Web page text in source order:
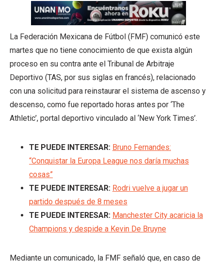
La Federación Mexicana de Fútbol (FMF) comunicó este
martes que no tiene conocimiento de que exista algún
proceso en su contra ante el Tribunal de Arbitraje
Deportivo (TAS, por sus siglas en francés), relacionado
con una solicitud para reinstaurar el sistema de ascenso y
descenso, como fue reportado horas antes por ‘The
Athletic’, portal deportivo vinculado al ‘New York Times’.
TE PUEDE INTERESAR: Bruno Fernandes:
“Conquistar la Europa League nos daría muchas
cosas”
TE PUEDE INTERESAR: Rodri vuelve a jugar un
partido después de 8 meses
TE PUEDE INTERESAR: Manchester City acaricia la
Champions y despide a Kevin De Bruyne
Mediante un comunicado, la FMF señaló que, en caso de